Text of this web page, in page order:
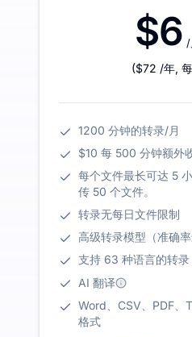
$6 /
($72 /年,
1200 分钟的转录/月
$10 每 500 分钟额外
每个文件最长可达 5
传 50 个文件。
转录无每日文件限制
高级转录模型（准确率
支持 63 种语言的转录
AI 翻译
Word、CSV、PDF、
格式